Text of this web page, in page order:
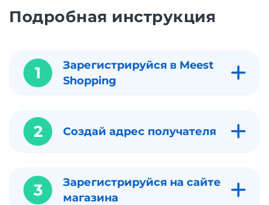
Подробная инструкция
1
Зарегистрируйся в Meest
Shopping
2 Создай адрес получателя
3
Зарегистрируйся на сайте
магазина